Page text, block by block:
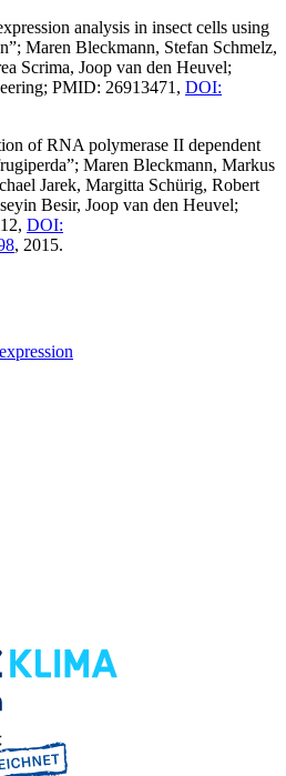
analysis in insect cells using
Maren Bleckmann, Stefan Schmelz,
Scrima, Joop van den Heuvel;
PMID: 26913471, DOI:
of RNA polymerase II dependent
Maren Bleckmann, Markus
Jarek, Margitta Schürig, Robert
Besir, Joop van den Heuvel;
DOI:
, 2015.